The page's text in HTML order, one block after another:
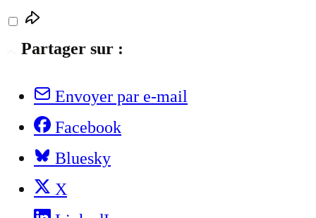
Partager sur :
Envoyer par e-mail
Facebook
Bluesky
X